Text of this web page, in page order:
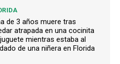
de 3 años muere tras
atrapada en una cocinita
mientras estaba al
de una niñera en Florida